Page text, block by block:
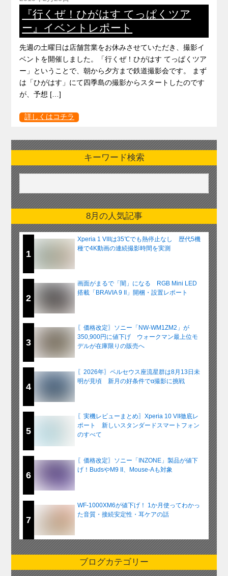
『行くぜ！ひがはす てっぱくツア
ー』イベントレポート
先週の土曜日は店舗営業をお休みさせていただき、撮影イ
ベントを開催しました。「行くぜ！ひがはす てっぱくツア
ー」ということで、朝から夕方まで鉄道撮影会です。 まず
は「ひがはす」にて四季島の撮影からスタートしたのです
が、予想 […]
詳しくはコチラ
キーワード検索
8月の人気記事
1
Xperia 1 VIIIは35℃でも熱停止なし 歴代5機
種で4K動画の連続撮影時間を実測
2
画面がまるで「闇」になる RGB Mini LED
搭載「BRAVIA 9 II」開梱・設置レポート
3
〖価格改定〗ソニー「NW-WM1ZM2」が
350,900円に値下げ ウォークマン最上位モ
デルが在庫限りの販売へ
4
〖2026年〗ペルセウス座流星群は8月13日未
明が見頃 新月の好条件でα撮影に挑戦
5
〖実機レビューまとめ〗Xperia 10 VII徹底レ
ポート 新しいスタンダードスマートフォン
のすべて
6
〖価格改定〗ソニー「INZONE」製品が値下
げ！BudsやM9 II、Mouse-Aも対象
7
WF-1000XM6が値下げ！ 1か月使ってわかっ
た音質・接続安定性・耳ケアの話
ブログカテゴリー